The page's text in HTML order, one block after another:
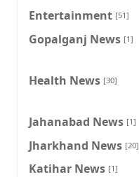
Entertainment [51]
Gopalganj News [1]
Health News [30]
Jahanabad News [1]
Jharkhand News [20]
Katihar News [1]